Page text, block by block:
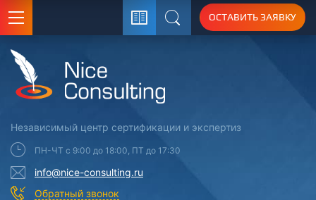
Поиск
ОСТАВИТЬ ЗАЯВКУ
Независимый центр сертификации и экспертиз
ПН-ЧТ с 9:00 до 18:00, ПТ до 17:30
info@nice-consulting.ru
Обратный звонок